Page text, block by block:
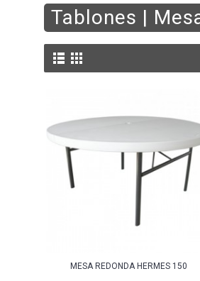
Tablones |
MESA REDONDA HERMES 150